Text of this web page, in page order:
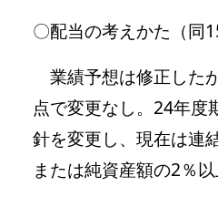
〇配当の考えかた（同
業績予想は修正した
点で変更なし。24年度
針を変更し、現在は連
または純資産額の2％以